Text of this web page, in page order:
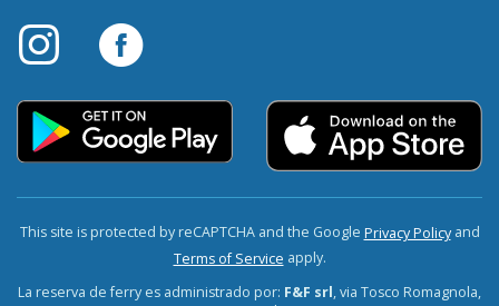
This site is protected by reCAPTCHA and the Google Privacy Policyand
Terms of Service apply.
La reserva de ferry es administrado por: F&F srl, via Tosco Romagnola,